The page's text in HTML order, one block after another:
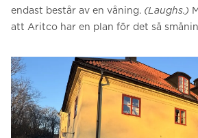
endast består av en våning. (Laughs.)
att Aritco har en plan för det så